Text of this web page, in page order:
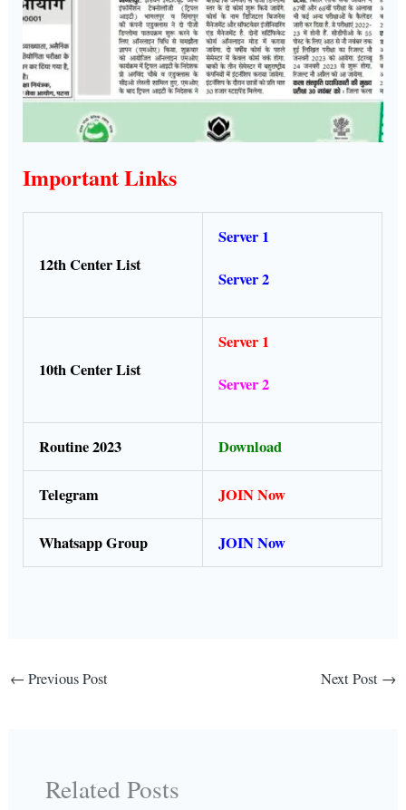
Important Links
12th Center List
Server 1
Server 2
10th Center List
Server 1
Server 2
Routine 2023 Download
Telegram JOIN Now
Whatsapp Group JOIN Now
← Previous Post Next Post →
Related Posts